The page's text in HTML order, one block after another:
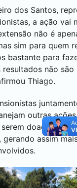
dos Santos,
a ação vai
não é
sim para quem
bastante para
não são
Thiago.
outras
doados e
assim